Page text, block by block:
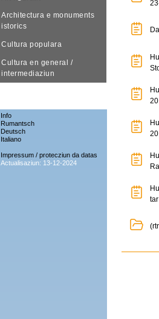
Architectura e monuments
istorics
Cultura populara
Cultura en general /
intermediaziun
Info
Rumantsch
Deutsch
Italiano
Impressum / protecziun da datas
Actualisaziun: 13-12-2024